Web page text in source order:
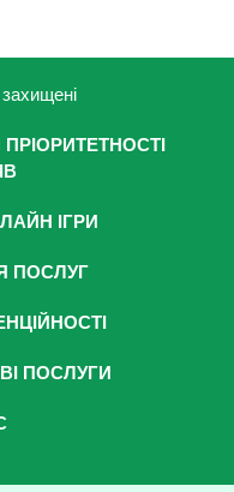
ІГРИ
ПОСЛУГ
ПОСЛУГИ